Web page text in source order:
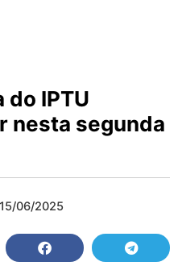
do IPTU
nesta segunda
15/06/2025